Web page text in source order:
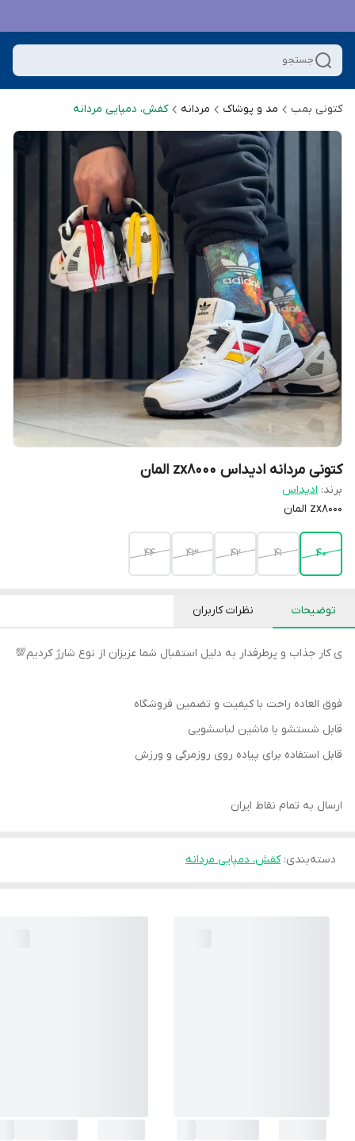
جستجو
کتونی بمب مد و پوشاک مردانه کفش، دمپایی مردانه
کتونی مردانه ادیداس zx8000 المان
برند: ادیداس
zx8000 المان
40
41
42
43
44
توضیحات نظرات کاربران
ی کار جذاب و پرطرفدار به دلیل استقبال شما عزیزان از نوع شارژ کردیم💯
فوق العاده راحت با کیفیت و تضمین فروشگاه
قابل شستشو با ماشین لباسشویی
قابل استفاده برای پیاده روی روزمرگی و ورزش
ارسال به تمام نقاط ایران
دسته‌بندی:کفش، دمپایی مردانه